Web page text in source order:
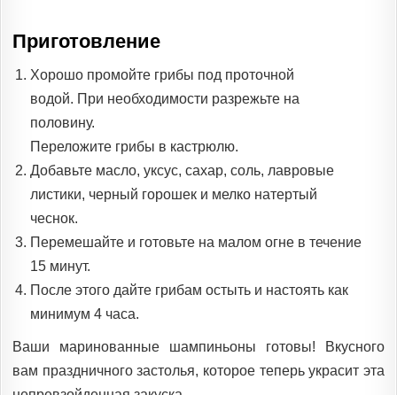
Приготовление
Хорошо промойте грибы под проточной
водой. При необходимости разрежьте на
половину.
Переложите грибы в кастрюлю.
Добавьте масло, уксус, сахар, соль, лавровые
листики, черный горошек и мелко натертый
чеснок.
Перемешайте и готовьте на малом огне в течение
15 минут.
После этого дайте грибам остыть и настоять как
минимум 4 часа.
Ваши маринованные шампиньоны готовы! Вкусного
вам праздничного застолья, которое теперь украсит эта